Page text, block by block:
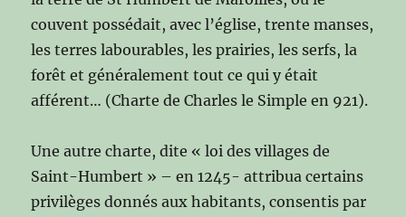
couvent possédait, avec l’église, trente manses,
les terres labourables, les prairies, les serfs, la
forêt et généralement tout ce qui y était
afférent… (Charte de Charles le Simple en 921).
Une autre charte, dite « loi des villages de
Saint-Humbert » – en 1245- attribua certains
privilèges donnés aux habitants, consentis par